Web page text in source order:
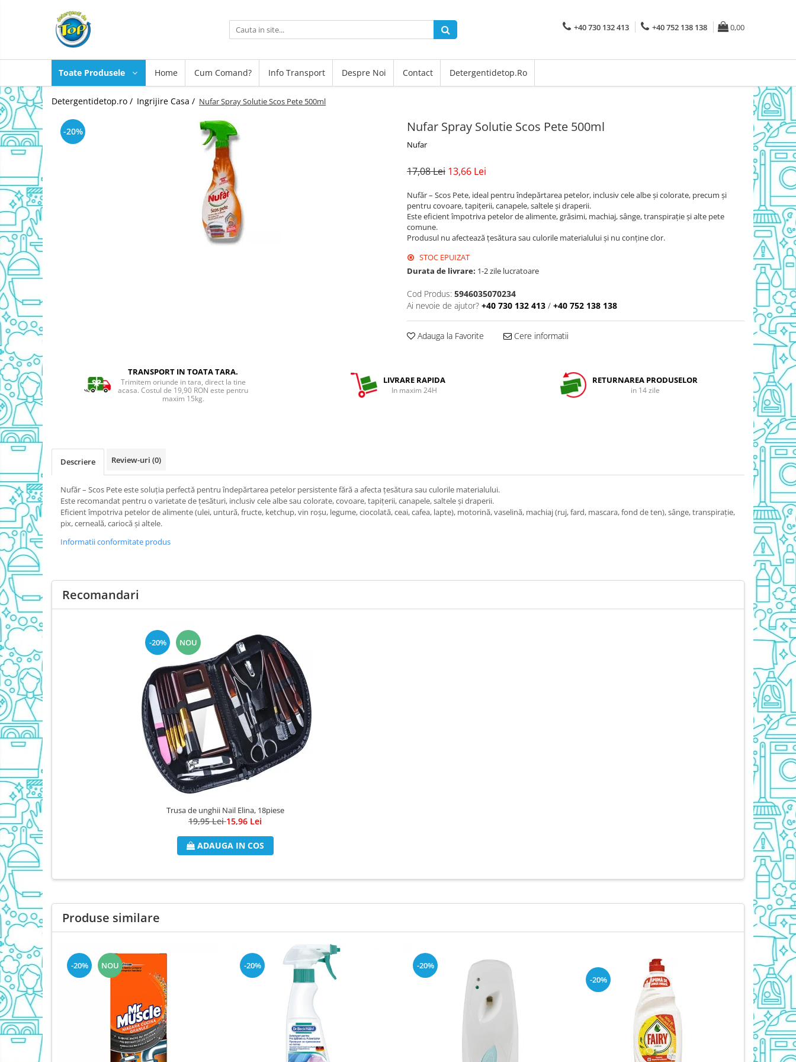
Toate Produsele
Detergenti Rufe
Detergenti Pudra
Detergent Lichid
Balsam De Rufe
Detergenti Curatenie Casa
Sano Detergent Pardoseli
Asevi Pardoseli
Produse Pentru Baie
Produse Pentru Bucatarie
Detergenti Curatenie Casa
Detergent Pardoseli
Detergent Geamuri
Detergent Mobila
Detergenti De Haine
Detergent Capsule
Detergent Pentru Pete
Detergent Ariel
Balsam De Rufe
Semana Balsam Rufe
Sano Maxima Balsam
Pachete Produse Curatenie
Produse Pentru Baie
Duck WC
Odorizant WC Bref
Odorizant Vas WC
Odorizant Bazin WC
Cantar
Produse Pentru Bucatarie
Detergent Vase Pentru Masina
Detergent Vase Manual
Solutie Clatire Vase
Sare Masina De Spalat
Folie Si Pungi Alimentare
Lavete Si Bureti
Curatenie Bucatarie
Pungi Ambalare / Saci Menajeri
Vase Si Accesorii
Diverse pentru bucatarie
Igiena si Dezinfectie
Cif Spray Baie
Detartrant WC
Dezinfectant Baie
Dezinfectant Bucatarie
Dezinfectant Sano
Domestos Verde
Domestos WC
Gel Antibacterian
Igienol Dezinfectant
Produse Curatenie Baie
Produse Sano Baie
Sanytol Dezinfectant
Hartie Igienica
Prosoape De Hartie Si Servetele
Prosoape de Hartie
Odorizant Camera Profesional
Odorizant Camera Electric
Odorizant Camera Air Wick
Odorizant Camera cu Betisoare
Odorizant Camera Electric
Profesional
+40 730 132 413 +40 752 138 138 0,00
Toate Produsele Home Cum Comand? Info Transport Despre Noi Contact Detergentidetop.ro
Detergentidetop.ro / Ingrijire Casa / Nufar Spray Solutie Scos Pete 500ml
Nufar Spray Solutie Scos Pete 500ml
Nufar
-20%
17,08 Lei 13,66 Lei
Nufăr – Scos Pete, ideal pentru îndepărtarea petelor, inclusiv cele albe și colorate, precum și
pentru covoare, tapiţerii, canapele, saltele și draperii.
Este eficient împotriva petelor de alimente, grăsimi, machiaj, sânge, transpiraţie și alte pete
comune.
Produsul nu afectează ţesătura sau culorile materialului și nu conţine clor.
STOC EPUIZAT
Durata de livrare: 1-2 zile lucratoare
Cod Produs: 5946035070234
Ai nevoie de ajutor? +40 730 132 413 / +40 752 138 138
Adauga la Favorite Cere informatii
TRANSPORT IN TOATA TARA.
Trimitem oriunde in tara, direct la tine
acasa. Costul de 19,90 RON este pentru
maxim 15kg.
LIVRARE RAPIDA
In maxim 24H
RETURNAREA PRODUSELOR
in 14 zile
Descriere Review-uri (0)
Nufăr – Scos Pete este soluţia perfectă pentru îndepărtarea petelor persistente fără a afecta ţesătura sau culorile materialului.
Este recomandat pentru o varietate de ţesături, inclusiv cele albe sau colorate, covoare, tapiţerii, canapele, saltele şi draperii.
Eficient împotriva petelor de alimente (ulei, untură, fructe, ketchup, vin roşu, legume, ciocolată, ceai, cafea, lapte), motorină, vaselină, machiaj (ruj, fard, mascara, fond de ten), sânge, transpiraţie,
pix, cerneală, cariocă şi altele.
Informatii conformitate produs
Recomandari
-20% NOU
Trusa de unghii Nail Elina, 18piese
19,95 Lei15,96 Lei
ADAUGA IN COS
Produse similare
-20% NOU -20% -20%
-20%
-20%